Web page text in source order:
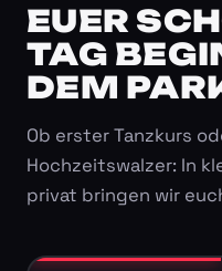
EUER
TAG
DEM
Ob erster Tanzkurs
Hochzeitswalzer: In
privat bringen wir